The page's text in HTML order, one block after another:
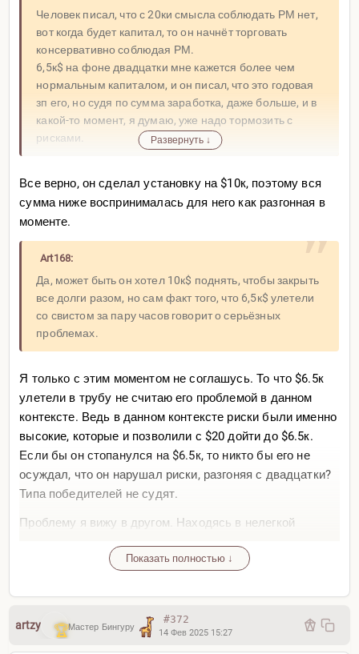
Человек писал, что с 20ки смысла соблюдать РМ нет,
вот когда будет капитал, то он начнёт торговать
консервативно соблюдая РМ.
6,5к$ на фоне двадцатки мне кажется более чем
нормальным капиталом, и он писал, что это годовая
зп его, но судя по сумма заработка, даже больше, и в
какой-то момент, я думаю, уже надо тормозить с
рисками.
Развернуть ↓
Все верно, он сделал установку на $10к, поэтому вся
сумма ниже воспринималась для него как разгонная в
моменте.
Art168:
Да, может быть он хотел 10к$ поднять, чтобы закрыть
все долги разом, но сам факт того, что 6,5к$ улетели
со свистом за пару часов говорит о серьёзных
проблемах.
Я только с этим моментом не соглашусь. То что $6.5к
улетели в трубу не считаю его проблемой в данном
контексте. Ведь в данном контексте риски были именно
высокие, которые и позволили с $20 дойти до $6.5к.
Если бы он стопанулся на $6.5к, то никто бы его не
осуждал, что он нарушал риски, разгоняя с двадцатки?
Типа победителей не судят.
Проблему я вижу в другом. Находясь в нелегкой
депрессия на этом фоне) он выбирает торговлю с
долговую яму. А понимая более-менее как работает
психология в таких кризисных ситуациях, могу
утверждать, что рано или поздно хождение по лезвию
Показать полностью ↓
artzy Мастер Бингуру
#372
14 Фев 2025 15:27